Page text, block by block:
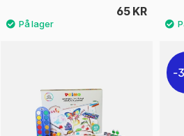
65 KR